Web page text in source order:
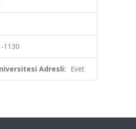
1130
Adresli: Evet